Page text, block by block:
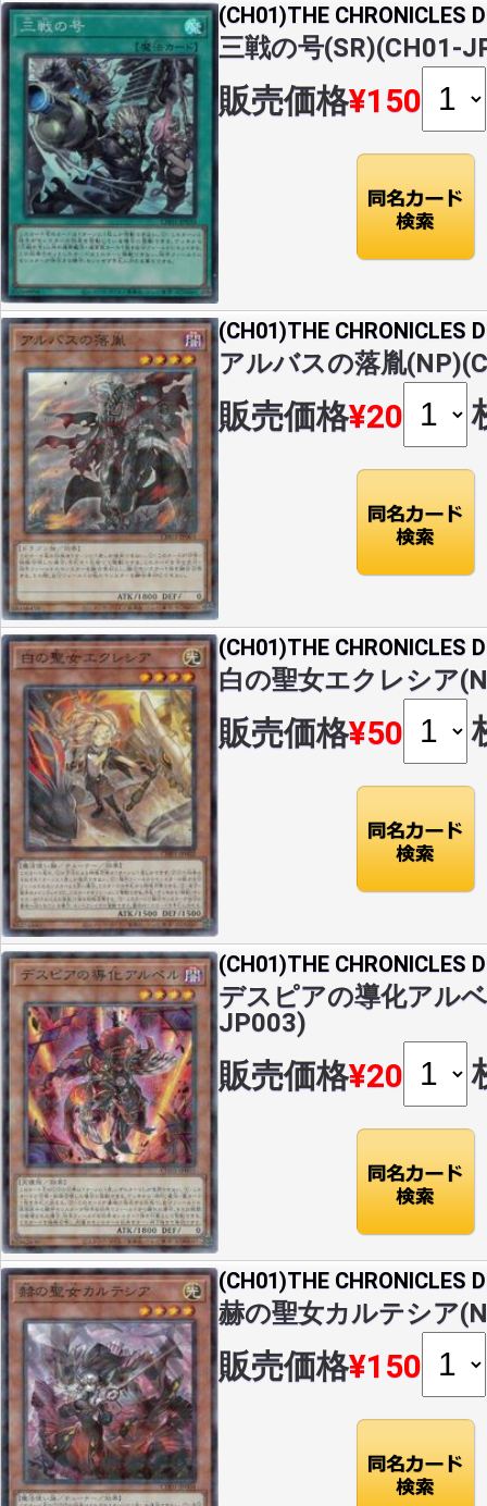
(CH01)THE CHRONICLES
三戦の号(SR)(CH01-
販売価格¥150
(CH01)THE CHRONICLES
アルバスの落胤
販売価格¥20
(CH01)THE CHRONICLES
白の聖女エクレシア
販売価格¥50
(CH01)THE CHRONICLES
デスピアの導化アル
JP003)
販売価格¥20
(CH01)THE CHRONICLES
赫の聖女カルテシア
販売価格¥150